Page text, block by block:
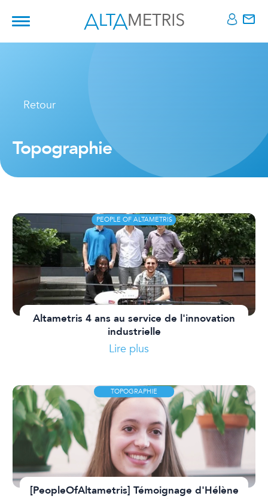
Retour
Topographie
PEOPLE OF ALTAMETRIS
Altametris 4 ans au service de l'innovation
industrielle
Lire plus
TOPOGRAPHIE
[PeopleOfAltametris] Témoignage d'Hélène